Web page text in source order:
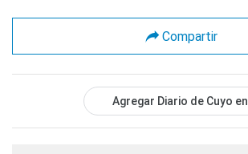
Compartir
Agregar Diario de Cuyo en